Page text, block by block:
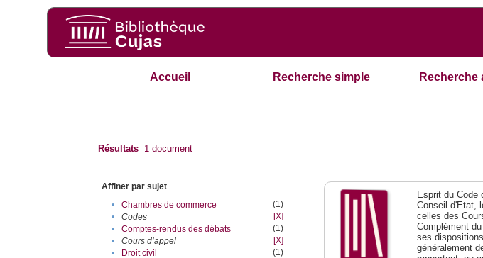
Accueil Recherche simple Recherche
Résultats 1 document
Affiner par sujet
•
Chambres de commerce
(1)
•
Codes
[X]
•
Comptes-rendus des débats
(1)
•
Cours d’appel
[X]
•
Droit civil
(1)
Esprit du Code
Conseil d'Etat,
celles des
Complément
ses
généralement